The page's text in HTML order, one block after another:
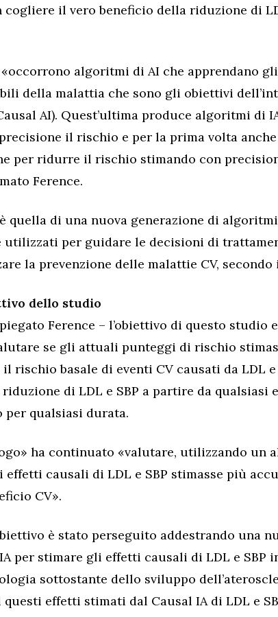
cogliere il vero beneficio della riduzione di
algoritmi di AI che apprendano
della malattia che sono gli obiettivi
AI). Quest’ultima produce algoritmi di
il rischio e per la prima volta
per ridurre il rischio stimando con
Ference.
quella di una nuova generazione di
utilizzati per guidare le decisioni di
la prevenzione delle malattie CV,
dello studio
Ference – l’obiettivo di questo studio
se gli attuali punteggi di rischio
rischio basale di eventi CV causati da LDL e
di LDL e SBP a partire da qualsiasi
per qualsiasi durata.
ha continuato «valutare, utilizzando un
effetti causali di LDL e SBP stimasse più
CV».
è stato perseguito addestrando una
per stimare gli effetti causali di LDL e SBP
sottostante dello sviluppo
questi effetti stimati dal Causal IA di LDL e